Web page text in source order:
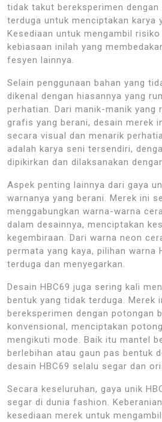
tidak takut bereksperimen dengan
terduga untuk menciptakan karya
Kesediaan untuk mengambil
kebiasaan inilah yang
fesyen lainnya.
Selain penggunaan bahan yang
dikenal dengan hiasannya yang
perhatian. Dari manik-manik yang
grafis yang berani, desain merek
secara visual dan menarik
adalah karya seni tersendiri,
dipikirkan dan dilaksanakan
Aspek penting lainnya dari gaya
warnanya yang berani. Merek ini
menggabungkan warna-warna
dalam desainnya, menciptakan
kegembiraan. Dari warna neon
permata yang kaya, pilihan warna
terduga dan menyegarkan.
Desain HBC69 juga sering kali
bentuk yang tidak terduga. Merek
bereksperimen dengan potongan
konvensional, menciptakan
mengikuti mode. Baik itu mantel
berlebihan atau gaun pas bentuk
desain HBC69 selalu segar dan
Secara keseluruhan, gaya unik
segar di dunia fashion.
kesediaan merek untuk